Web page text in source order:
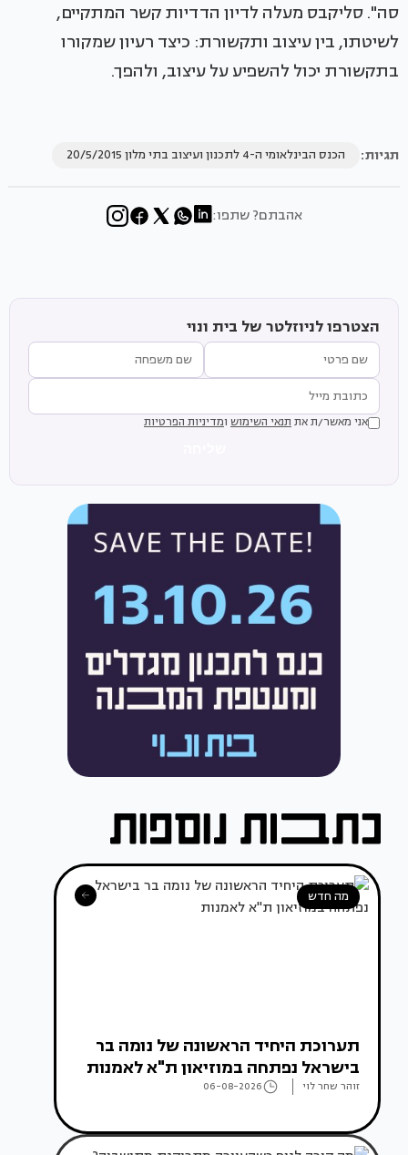
סה". סליקבס מעלה לדיון הדדיות קשר המתקיים,
לשיטתו, בין עיצוב ותקשורת: כיצד רעיון שמקורו
בתקשורת יכול להשפיע על עיצוב, ולהפך.
תגיות: הכנס הבינלאומי ה-4 לתכנון ועיצוב בתי מלון 20/5/2015
אהבתם? שתפו:
הצטרפו לניוזלטר של בית ונוי
אני מאשר/ת את תנאי השימוש ומדיניות הפרטיות
מה חדש
תערוכת היחיד הראשונה של נומה בר
בישראל נפתחה במוזיאון ת"א לאמנות
זוהר שחר לוי 06-08-2026